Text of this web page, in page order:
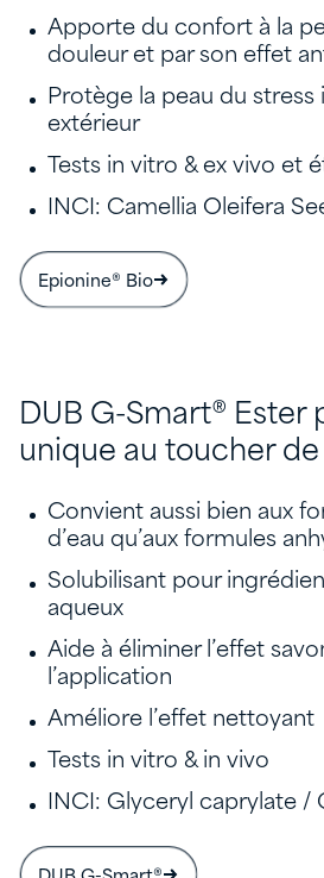
Apporte du confort à la
douleur et par son effet
Protège la peau du stress
extérieur
Tests in vitro & ex vivo et
INCI: Camellia Oleifera
Epionine® Bio
DUB G-Smart® Ester
unique au toucher de
Convient aussi bien aux
d’eau qu’aux formules
Solubilisant pour
aqueux
Aide à éliminer l’effet
l’application
Améliore l’effet nettoyant
Tests in vitro & in vivo
INCI: Glyceryl caprylate /